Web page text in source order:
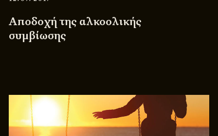
Αποδοχή της αλκοολικής
συμβίωσης